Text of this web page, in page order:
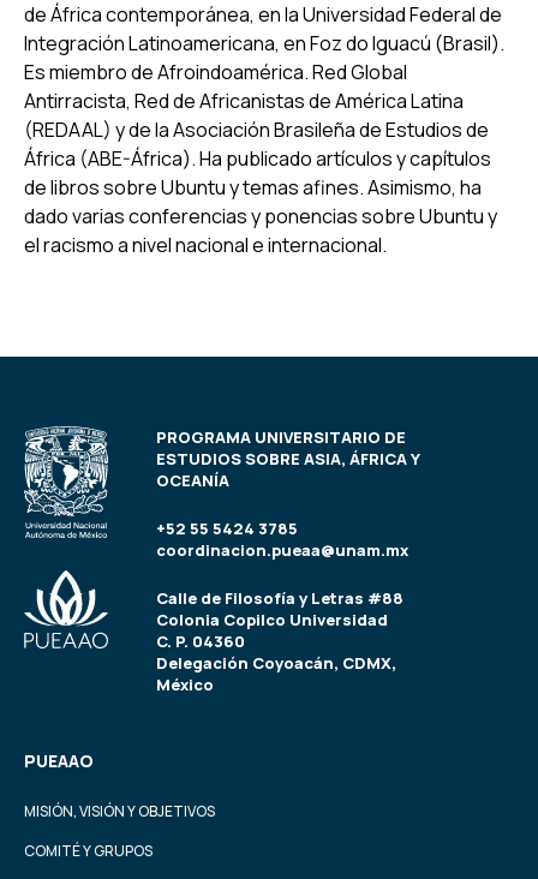
de África contemporánea, en la Universidad Federal de
Integración Latinoamericana, en Foz do Iguacú (Brasil).
Es miembro de Afroindoamérica. Red Global
Antirracista, Red de Africanistas de América Latina
(REDAAL) y de la Asociación Brasileña de Estudios de
África (ABE-África). Ha publicado artículos y capítulos
de libros sobre Ubuntu y temas afines. Asimismo, ha
dado varias conferencias y ponencias sobre Ubuntu y
el racismo a nivel nacional e internacional.
PROGRAMA UNIVERSITARIO DE
ESTUDIOS SOBRE ASIA, ÁFRICA Y
OCEANÍA
+52 55 5424 3785
coordinacion.pueaa@unam.mx
Calle de Filosofía y Letras #88
Colonia Copilco Universidad
C. P. 04360
Delegación Coyoacán, CDMX,
México
PUEAAO
MISIÓN, VISIÓN Y OBJETIVOS
COMITÉ Y GRUPOS